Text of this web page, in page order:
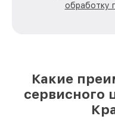
обработку
Какие
сервисного